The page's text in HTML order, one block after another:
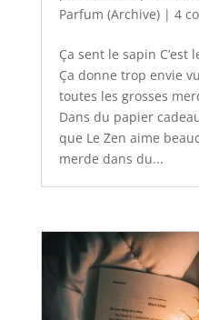
Parfum (Archive)| 4
Ça sent le sapin C’est
Ça donne trop envie
toutes les grosses
Dans du papier
que Le Zen aime
merde dans du...